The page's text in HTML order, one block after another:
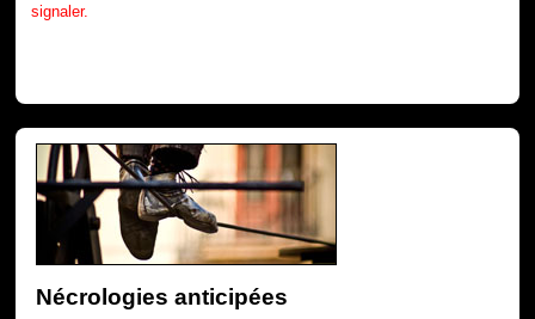
signaler.
Nécrologies anticipées